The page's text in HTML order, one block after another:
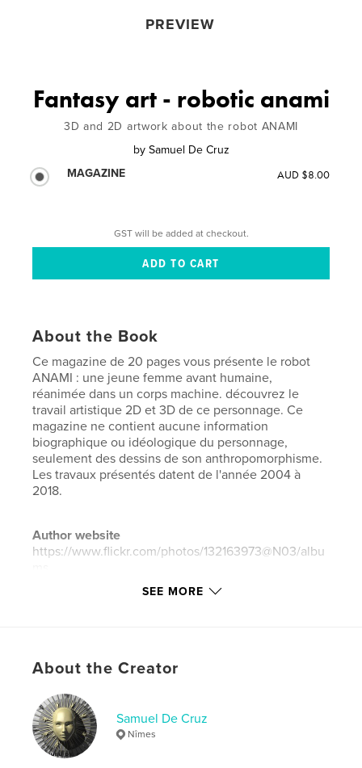
PREVIEW
Fantasy art - robotic anami
3D and 2D artwork about the robot ANAMI
by Samuel De Cruz
MAGAZINE
AUD $8.00
GST will be added at checkout.
About the Book
Ce magazine de 20 pages vous présente le robot
ANAMI : une jeune femme avant humaine,
réanimée dans un corps machine. découvrez le
travail artistique 2D et 3D de ce personnage. Ce
magazine ne contient aucune information
biographique ou idéologique du personnage,
seulement des dessins de son anthropomorphisme.
Les travaux présentés datent de l'année 2004 à
2018.
Author website
https://www.flickr.com/photos/132163973@N03/albu
Project Option:US Letter, 8.5×11 in, 22×28 cm
Publish Date:
LanguageEnglish
Keywords
SEE MORE
About the Creator
Samuel De Cruz
Nîmes